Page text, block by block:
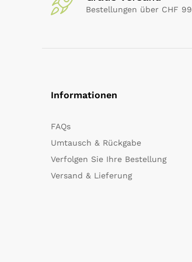
Bestellungen über CHF 99
Informationen
FAQs
Umtausch & Rückgabe
Verfolgen Sie Ihre Bestellung
Versand & Lieferung